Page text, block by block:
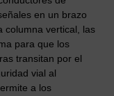
en un brazo
columna vertical, las
para que los
transitan por el
vial al
a los